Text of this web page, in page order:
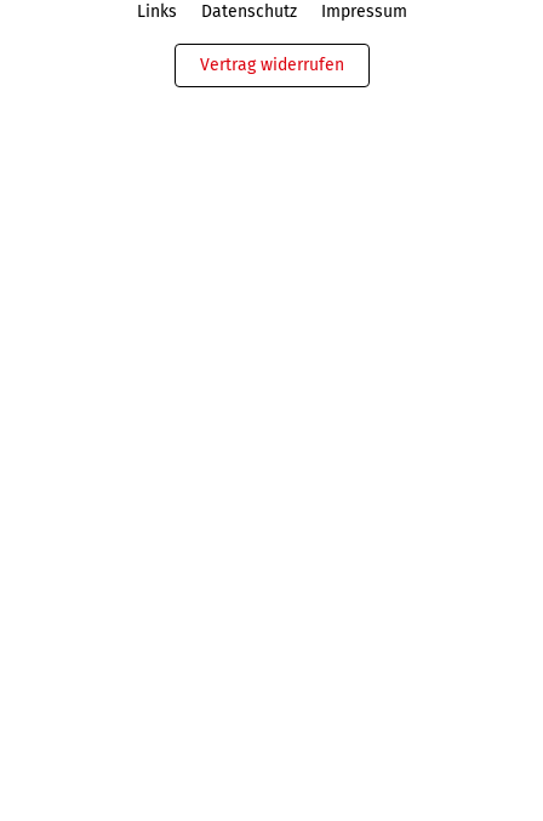
Links Datenschutz Impressum
Vertrag widerrufen